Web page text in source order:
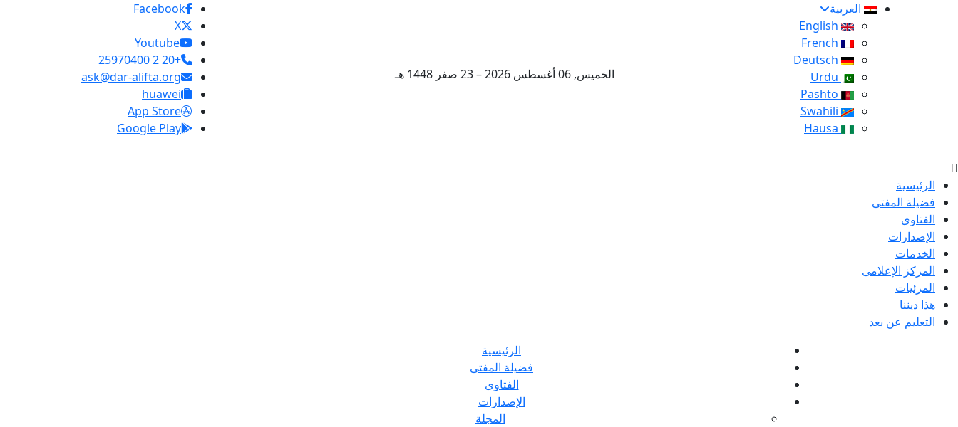
العربية
الخميس, 06 أغسطس 2026 – 23 صفر 1448 هـ
Facebook
X
Youtube
+20 2 25970400
ask@dar-alifta.org
huawei
App Store
Google Play
الرئيسية
فضيلة المفتى
الفتاوى
الإصدارات
الخدمات
المركز الإعلامى
المرئيات
هذا ديننا
التعليم عن بعد
الرئيسية
فضيلة المفتى
الفتاوى
الإصدارات
المجلة